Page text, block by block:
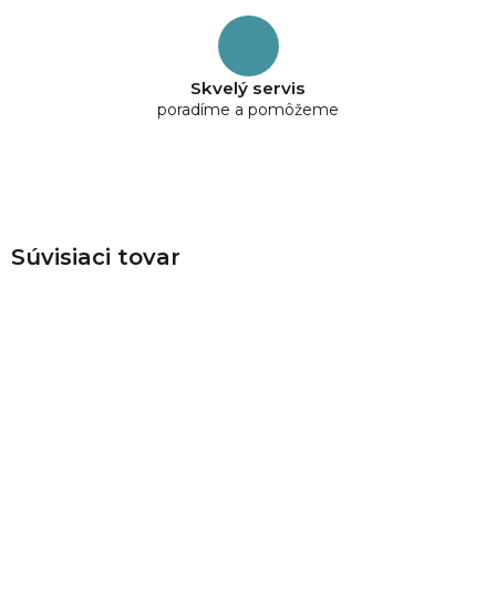
Skvelý servis
poradíme a pomôžeme
Súvisiaci tovar